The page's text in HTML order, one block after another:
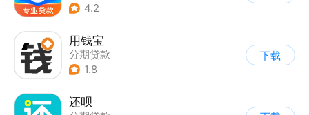
4.2
用钱宝
分期贷款
1.8
下载
还呗